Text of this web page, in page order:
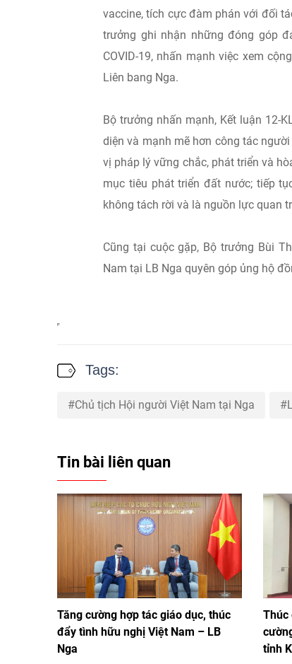
vaccine, tích cực đàm phán với đối
trưởng ghi nhận những đóng góp
COVID-19, nhấn mạnh việc xem
Liên bang Nga.
Bộ trưởng nhấn mạnh, Kết luận 12-
diện và mạnh mẽ hơn công tác
vị pháp lý vững chắc, phát triển và
mục tiêu phát triển đất nước; tiếp
không tách rời và là nguồn lực quan
Cũng tại cuộc gặp, Bộ trưởng Bùi
Nam tại LB Nga quyên góp ủng hộ
Tags:
Chủ tịch Hội người Việt Nam tại Nga
Tin bài liên quan
Tăng cường hợp tác giáo dục, thúc
đẩy tình hữu nghị Việt Nam – LB
Nga
Thúc
tỉnh